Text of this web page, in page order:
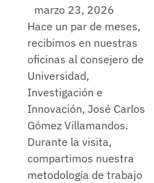
marzo 23, 2026
Hace un par de meses,
recibimos en nuestras
oficinas al consejero de
Universidad,
Investigación e
Innovación, José Carlos
Gómez Villamandos.
Durante la visita,
compartimos nuestra
metodología de trabajo